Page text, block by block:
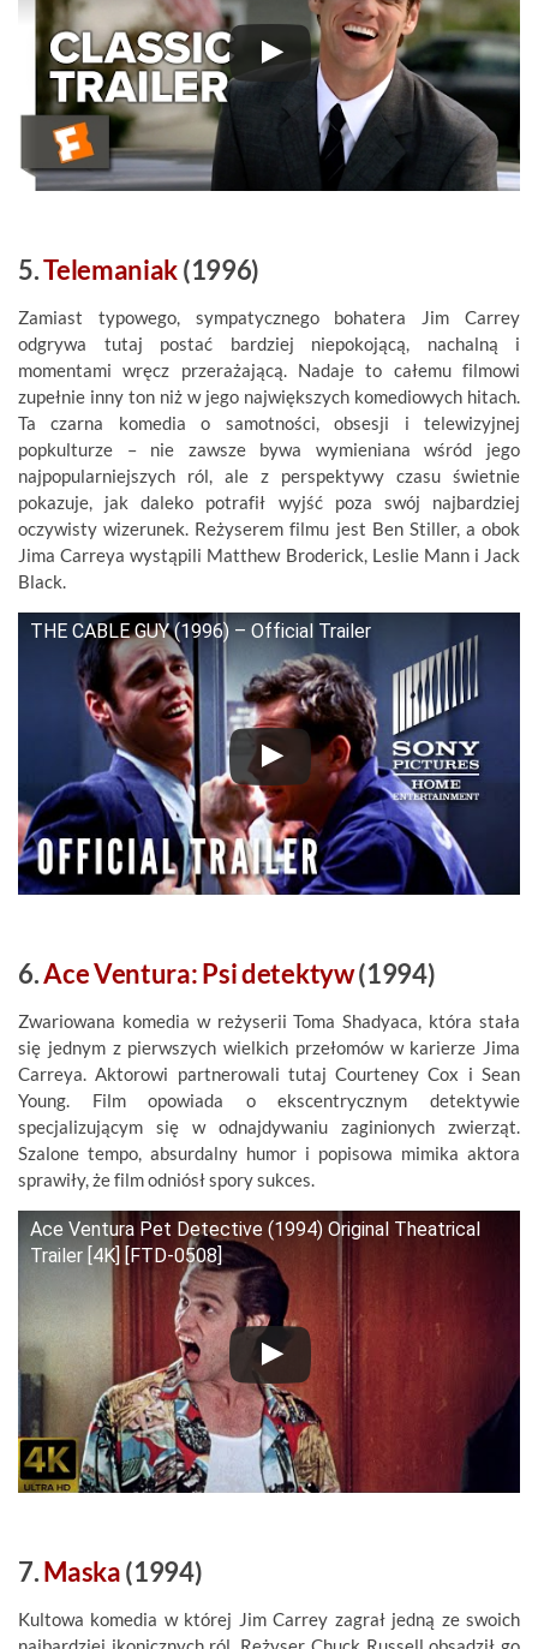
5.Telemaniak(1996)
Zamiast typowego, sympatycznego bohatera Jim Carrey
odgrywa tutaj postać bardziej niepokojącą, nachalną i
momentami wręcz przerażającą. Nadaje to całemu filmowi
zupełnie inny ton niż w jego największych komediowych hitach.
Ta czarna komedia o samotności, obsesji i telewizyjnej
popkulturze – nie zawsze bywa wymieniana wśród jego
najpopularniejszych ról, ale z perspektywy czasu świetnie
pokazuje, jak daleko potrafił wyjść poza swój najbardziej
oczywisty wizerunek. Reżyserem filmu jest Ben Stiller, a obok
Jima Carreya wystąpili Matthew Broderick, Leslie Mann i Jack
Black.
THE CABLE GUY (1996) – Official Trailer
6.Ace Ventura: Psi detektyw(1994)
Zwariowana komedia w reżyserii Toma Shadyaca, która stała
się jednym z pierwszych wielkich przełomów w karierze Jima
Carreya. Aktorowi partnerowali tutaj Courteney Cox i Sean
Young. Film opowiada o ekscentrycznym detektywie
specjalizującym się w odnajdywaniu zaginionych zwierząt.
Szalone tempo, absurdalny humor i popisowa mimika aktora
sprawiły, że film odniósł spory sukces.
Ace Ventura Pet Detective (1994) Original Theatrical
Trailer [4K] [FTD-0508]
7.Maska(1994)
Kultowa komedia w której Jim Carrey zagrał jedną ze swoich